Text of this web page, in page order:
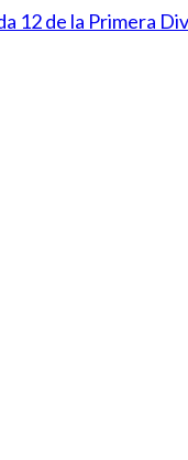
12 de la Primera